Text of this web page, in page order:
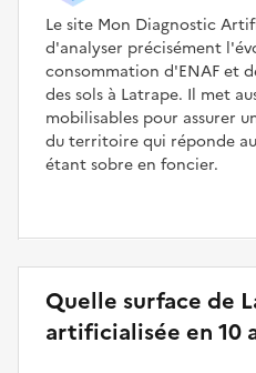
Le site Mon Diagnostic
d'analyser précisément
consommation d'ENAF et
des sols à Latrape. Il met
mobilisables pour assurer
du territoire qui réponde
étant sobre en foncier.
Quelle surface de
artificialisée en 10